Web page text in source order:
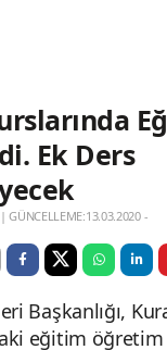
Ek Ders
|GÜNCELLEME:13.03.2020 -
Başkanlığı,
eğitim öğretim